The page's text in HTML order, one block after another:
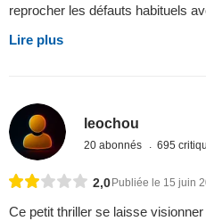
reprocher les défauts habituels
Lire plus
leochou
20 abonnés 695
2,0Publiée le 15 juin
Ce petit thriller se laisse